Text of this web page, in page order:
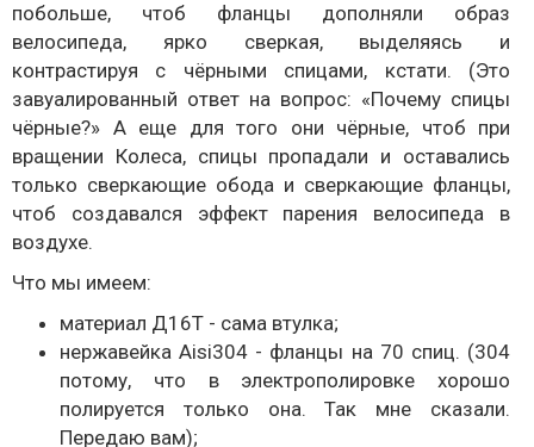
побольше, чтоб фланцы дополняли образ
велосипеда, ярко сверкая, выделяясь и
контрастируя с чёрными спицами, кстати. (Это
завуалированный ответ на вопрос: «Почему спицы
чёрные?» А еще для того они чёрные, чтоб при
вращении Колеса, спицы пропадали и оставались
только сверкающие обода и сверкающие фланцы,
чтоб создавался эффект парения велосипеда в
воздухе.
Что мы имеем:
материал Д16Т - сама втулка;
нержавейка Aisi304 - фланцы на 70 спиц. (304
потому, что в электрополировке хорошо
полируется только она. Так мне сказали.
Передаю вам);